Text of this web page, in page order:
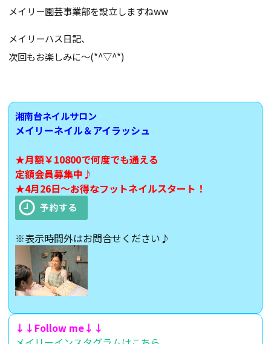
メイリー園芸事業部を設立しますねww
メイリーハス日記、
次回もお楽しみに～(*^▽^*)
湘南台ネイルサロン
メイリーネイル＆アイラッシュ
★月額￥10800で何度でも通える
定額会員募集中♪
★4月26日～お得なフットネイルスタート！
※表示時間外はお問合せください♪
↓↓Follow me↓↓